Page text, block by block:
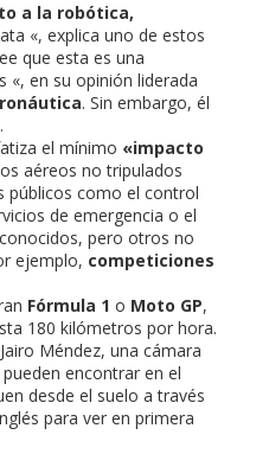
a la robótica,
«, explica uno de estos
que esta es una
«, en su opinión liderada
. Sin embargo, él
el mínimo «impacto
aéreos no tripulados
públicos como el control
de emergencia o el
pero otros no
ejemplo, competiciones
Fórmula 1 o Moto GP,
180 kilómetros por hora.
Méndez, una cámara
encontrar en el
desde el suelo a través
para ver en primera